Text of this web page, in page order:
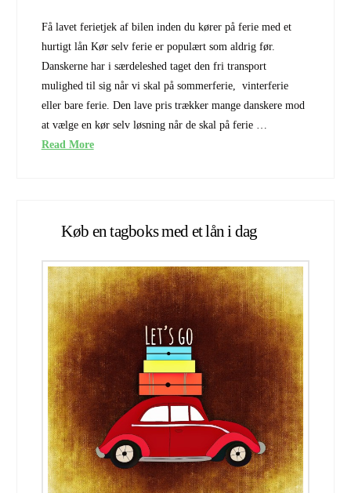
Få lavet ferietjek af bilen inden du kører på ferie med et
hurtigt lån Kør selv ferie er populært som aldrig før.
Danskerne har i særdeleshed taget den fri transport
mulighed til sig når vi skal på sommerferie, vinterferie
eller bare ferie. Den lave pris trækker mange danskere mod
at vælge en kør selv løsning når de skal på ferie …
Read More
Køb en tagboks med et lån i dag